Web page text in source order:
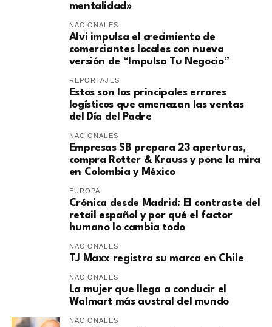
mentalidad»
NACIONALES
Alvi impulsa el crecimiento de
comerciantes locales con nueva
versión de “Impulsa Tu Negocio”
REPORTAJES
Estos son los principales errores
logísticos que amenazan las ventas
del Día del Padre
NACIONALES
Empresas SB prepara 23 aperturas,
compra Rotter & Krauss y pone la mira
en Colombia y México
EUROPA
​Crónica desde Madrid: El contraste del
retail español y por qué el factor
humano lo cambia todo
NACIONALES
TJ Maxx registra su marca en Chile
NACIONALES
La mujer que llega a conducir el
Walmart más austral del mundo
NACIONALES